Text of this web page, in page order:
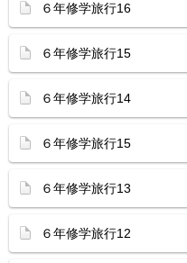
６年修学旅行16
６年修学旅行15
６年修学旅行14
６年修学旅行15
６年修学旅行13
６年修学旅行12